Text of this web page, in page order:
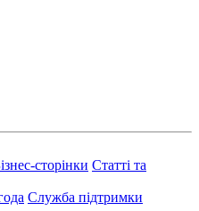
сторінки Статті та
Служба підтримки